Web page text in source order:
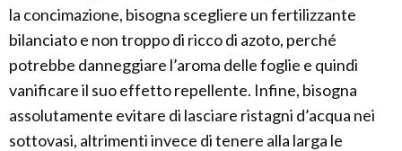
la concimazione, bisogna scegliere un fertilizzante
bilanciato e non troppo di ricco di azoto, perché
potrebbe danneggiare l’aroma delle foglie e quindi
vanificare il suo effetto repellente. Infine, bisogna
assolutamente evitare di lasciare ristagni d’acqua nei
sottovasi, altrimenti invece di tenere alla larga le